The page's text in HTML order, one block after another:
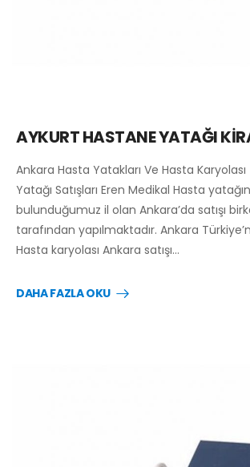
AYKURT HASTANE YATAĞI
Ankara Hasta Yatakları Ve Hasta
Yatağı Satışları Eren Medikal Hasta
bulunduğumuz il olan Ankara’da satışı
tarafından yapılmaktadır. Ankara
Hasta karyolası Ankara satışı…
DAHA FAZLA OKU